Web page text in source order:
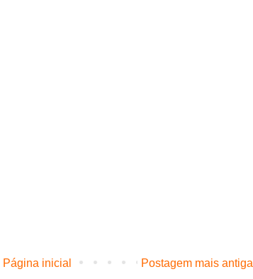
Postagem mais antiga
Página inicial